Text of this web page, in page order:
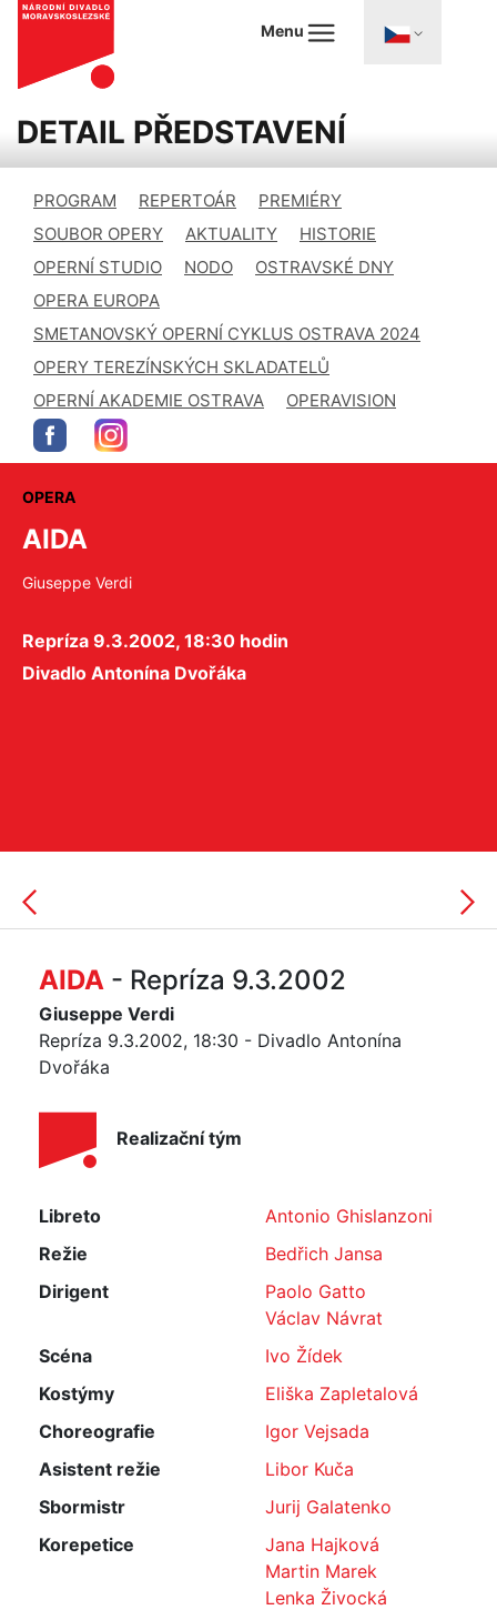
Menu
DETAIL PŘEDSTAVENÍ
PROGRAM REPERTOÁR
PREMIÉRY
SOUBOR OPERY
AKTUALITY
HISTORIE
OPERNÍ STUDIO
NODO
OSTRAVSKÉ DNY
OPERA EUROPA
SMETANOVSKÝ OPERNÍ CYKLUS OSTRAVA 2024
OPERY TEREZÍNSKÝCH SKLADATELŮ
OPERNÍ AKADEMIE OSTRAVA
OPERAVISION
OPERA
AIDA
Giuseppe Verdi
Repríza 9.3.2002, 18:30 hodin
Divadlo Antonína Dvořáka
AIDA - Repríza 9.3.2002
Giuseppe Verdi
Repríza 9.3.2002, 18:30 - Divadlo Antonína
Dvořáka
Realizační tým
Libreto
Antonio Ghislanzoni
Režie
Bedřich Jansa
Dirigent
Paolo Gatto
Václav Návrat
Scéna
Ivo Žídek
Kostýmy
Eliška Zapletalová
Choreografie
Igor Vejsada
Asistent režie
Libor Kuča
Sbormistr
Jurij Galatenko
Korepetice
Jana Hajková
Martin Marek
Lenka Živocká